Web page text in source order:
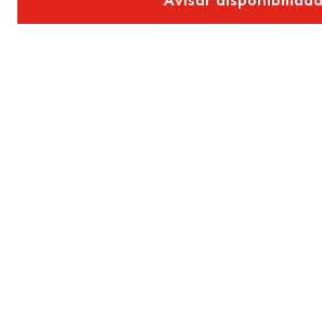
Cargando comentarios…